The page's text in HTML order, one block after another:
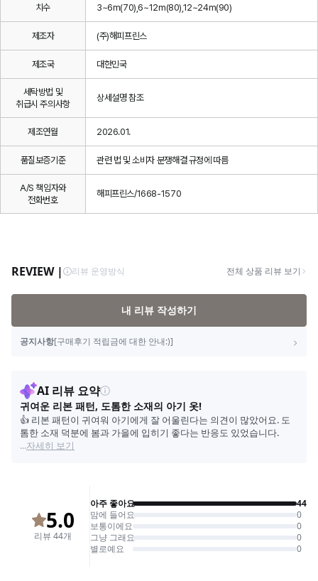
치수 3~6m(70),6~12m(80),12~24m(90)
제조자 (주)해피프린스
제조국 대한민국
세탁방법 및
취급시 주의사항
상세설명 참조
제조연월 2026.01.
품질보증기준 관련 법 및 소비자 분쟁해결 규정에 따름
A/S 책임자와
전화번호
해피프린스/1668-1570